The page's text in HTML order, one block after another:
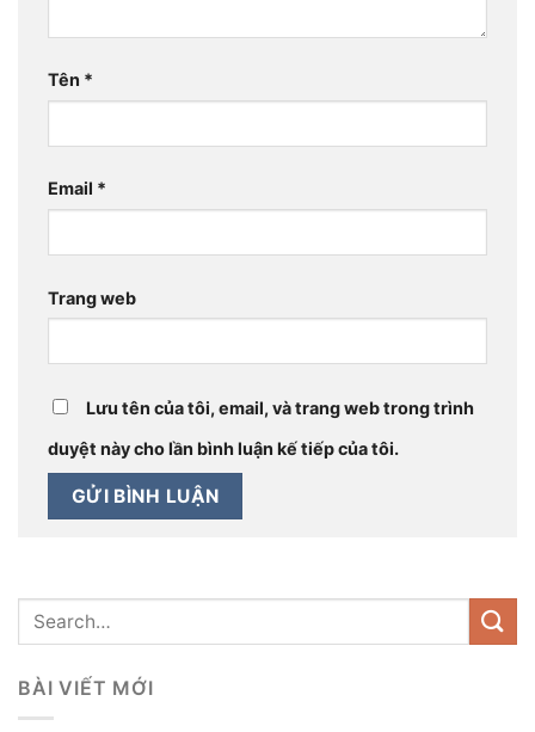
Tên *
Email *
Trang web
Lưu tên của tôi, email, và trang web trong trình
duyệt này cho lần bình luận kế tiếp của tôi.
BÀI VIẾT MỚI